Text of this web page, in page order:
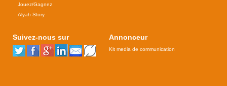
Jouez/Gagnez
Alyah Story
Suivez-nous sur Annonceur
Kit media de communication